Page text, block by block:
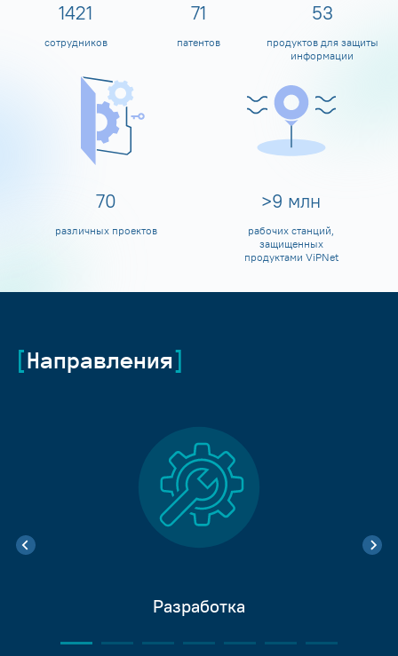
1595
сотрудников
80
патентов
60
продуктов для защиты
информации
80
различных проектов
>10 млн
рабочих станций,
защищенных
продуктами ViPNet
Направления
Разработка